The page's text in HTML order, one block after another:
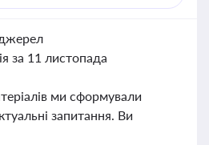
за 11 листопада
ми сформували
запитання. Ви